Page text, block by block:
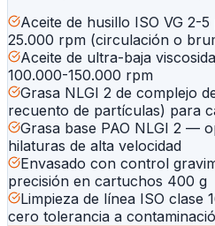
Aceite de husillo ISO VG 2-
25.000 rpm (circulación o
Aceite de ultra-baja
100.000-150.000 rpm
Grasa NLGI 2 de complejo
recuento de partículas) para
Grasa base PAO NLGI 2 —
hilaturas de alta velocidad
Envasado con control
precisión en cartuchos 400 g
Limpieza de línea ISO clase
cero tolerancia a